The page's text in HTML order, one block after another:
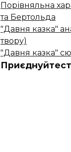
Порівняльна
та Бертольда
"Давня казка"
твору)
"Давня казка"